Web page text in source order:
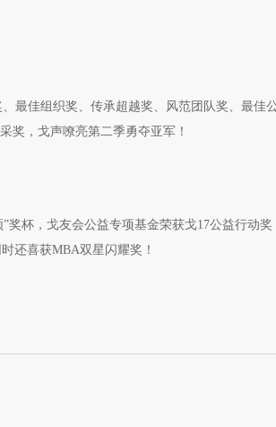
最佳组织奖、传承超越奖、风范团队奖、最佳
奖，戈声嘹亮第二季勇夺亚军！
奖杯，戈友会公益专项基金荣获戈17公益行动
还喜获MBA双星闪耀奖！